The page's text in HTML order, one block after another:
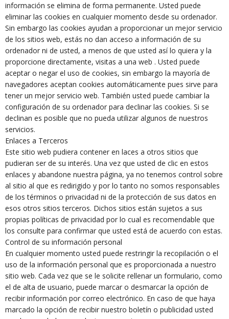
información se elimina de forma permanente. Usted puede
eliminar las cookies en cualquier momento desde su ordenador.
Sin embargo las cookies ayudan a proporcionar un mejor servicio
de los sitios web, estás no dan acceso a información de su
ordenador ni de usted, a menos de que usted así lo quiera y la
proporcione directamente, visitas a una web . Usted puede
aceptar o negar el uso de cookies, sin embargo la mayoría de
navegadores aceptan cookies automáticamente pues sirve para
tener un mejor servicio web. También usted puede cambiar la
configuración de su ordenador para declinar las cookies. Si se
declinan es posible que no pueda utilizar algunos de nuestros
servicios.
Enlaces a Terceros
Este sitio web pudiera contener en laces a otros sitios que
pudieran ser de su interés. Una vez que usted de clic en estos
enlaces y abandone nuestra página, ya no tenemos control sobre
al sitio al que es redirigido y por lo tanto no somos responsables
de los términos o privacidad ni de la protección de sus datos en
esos otros sitios terceros. Dichos sitios están sujetos a sus
propias políticas de privacidad por lo cual es recomendable que
los consulte para confirmar que usted está de acuerdo con estas.
Control de su información personal
En cualquier momento usted puede restringir la recopilación o el
uso de la información personal que es proporcionada a nuestro
sitio web. Cada vez que se le solicite rellenar un formulario, como
el de alta de usuario, puede marcar o desmarcar la opción de
recibir información por correo electrónico. En caso de que haya
marcado la opción de recibir nuestro boletín o publicidad usted